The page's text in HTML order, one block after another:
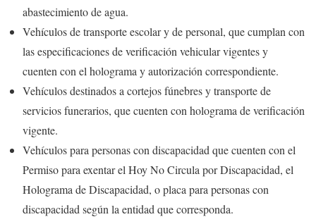
abastecimiento de agua.
Vehículos de transporte escolar y de personal, que cumplan con
las especificaciones de verificación vehicular vigentes y
cuenten con el holograma y autorización correspondiente.
Vehículos destinados a cortejos fúnebres y transporte de
servicios funerarios, que cuenten con holograma de verificación
vigente.
Vehículos para personas con discapacidad que cuenten con el
Permiso para exentar el Hoy No Circula por Discapacidad, el
Holograma de Discapacidad, o placa para personas con
discapacidad según la entidad que corresponda.